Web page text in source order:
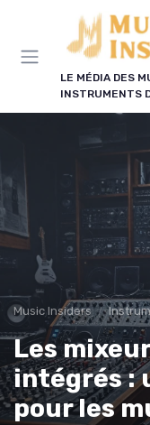
LE MÉDIA DES
INSTRUMENTS
Music Insiders
Les
intégrés :
pour les
Panneau de gestion